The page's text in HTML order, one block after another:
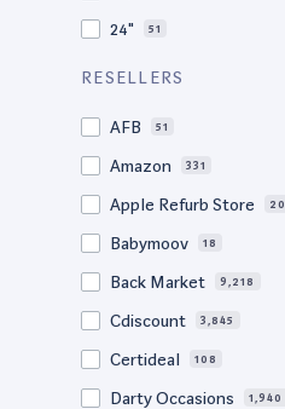
24" 51
21,5"
RESELLERS
AFB 51
Amazon 331
Apple Refurb Store 20
Babymoov 18
Back Market 9,218
Cdiscount 3,845
Certideal 108
Darty Occasions 1,940